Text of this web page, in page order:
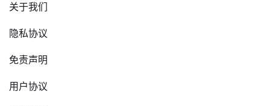
关于我们
隐私协议
免责声明
用户协议